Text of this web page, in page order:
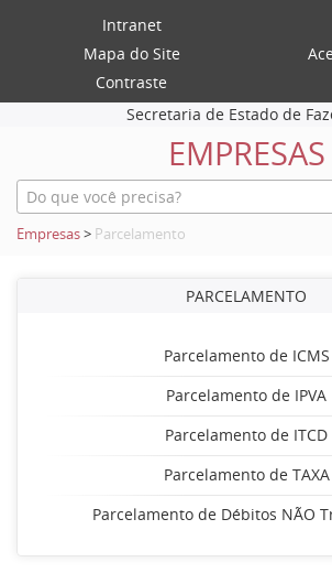
Intranet
Mapa do Site
Contraste
Secretaria de Estado de
EMPRESAS
Empresas> Parcelamento
PARCELAMENTO
Parcelamento de ICMS
Parcelamento de IPVA
Parcelamento de ITCD
Parcelamento de TAXA
Parcelamento de Débitos NÃO